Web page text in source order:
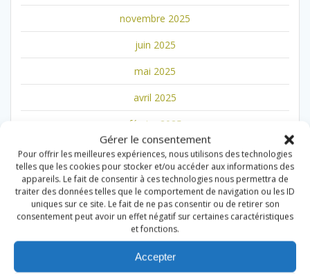
Gérer le consentement
Pour offrir les meilleures expériences, nous utilisons des technologies
telles que les cookies pour stocker et/ou accéder aux informations des
appareils. Le fait de consentir à ces technologies nous permettra de
traiter des données telles que le comportement de navigation ou les ID
uniques sur ce site. Le fait de ne pas consentir ou de retirer son
consentement peut avoir un effet négatif sur certaines caractéristiques
et fonctions.
Accepter
novembre 2025
juin 2025
mai 2025
avril 2025
février 2025
janvier 2025
novembre 2024
octobre 2024
septembre 2024
août 2024